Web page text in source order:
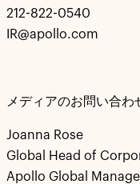
212-822-0540
IR@apollo.com
メディアのお問い合わ
Joanna Rose
Global Head of
Apollo Global